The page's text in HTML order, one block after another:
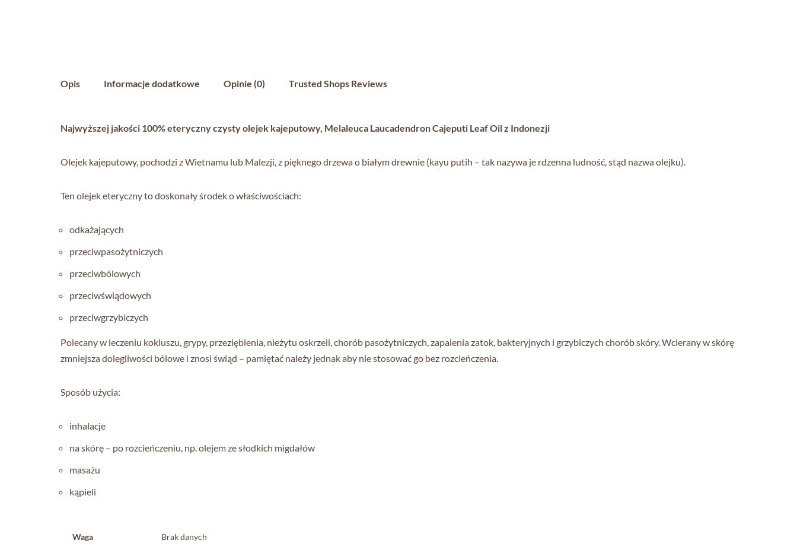
Opis Informacje dodatkowe Opinie (0) Trusted Shops Reviews
Najwyższej jakości 100% eteryczny czysty olejek kajeputowy, Melaleuca Laucadendron Cajeputi Leaf Oil z Indonezji
Olejek kajeputowy, pochodzi z Wietnamu lub Malezji, z pięknego drzewa o białym drewnie (kayu putih – tak nazywa je rdzenna ludność, stąd nazwa olejku).
Ten olejek eteryczny to doskonały środek o właściwościach:
odkażających
przeciwpasożytniczych
przeciwbólowych
przeciwświądowych
przeciwgrzybiczych
Polecany w leczeniu kokluszu, grypy, przeziębienia, nieżytu oskrzeli, chorób pasożytniczych, zapalenia zatok, bakteryjnych i grzybiczych chorób skóry. Wcierany w skórę
zmniejsza dolegliwości bólowe i znosi świąd – pamiętać należy jednak aby nie stosować go bez rozcieńczenia.
Sposób użycia:
inhalacje
na skórę – po rozcieńczeniu, np. olejem ze słodkich migdałów
masażu
kąpieli
Waga Brak danych